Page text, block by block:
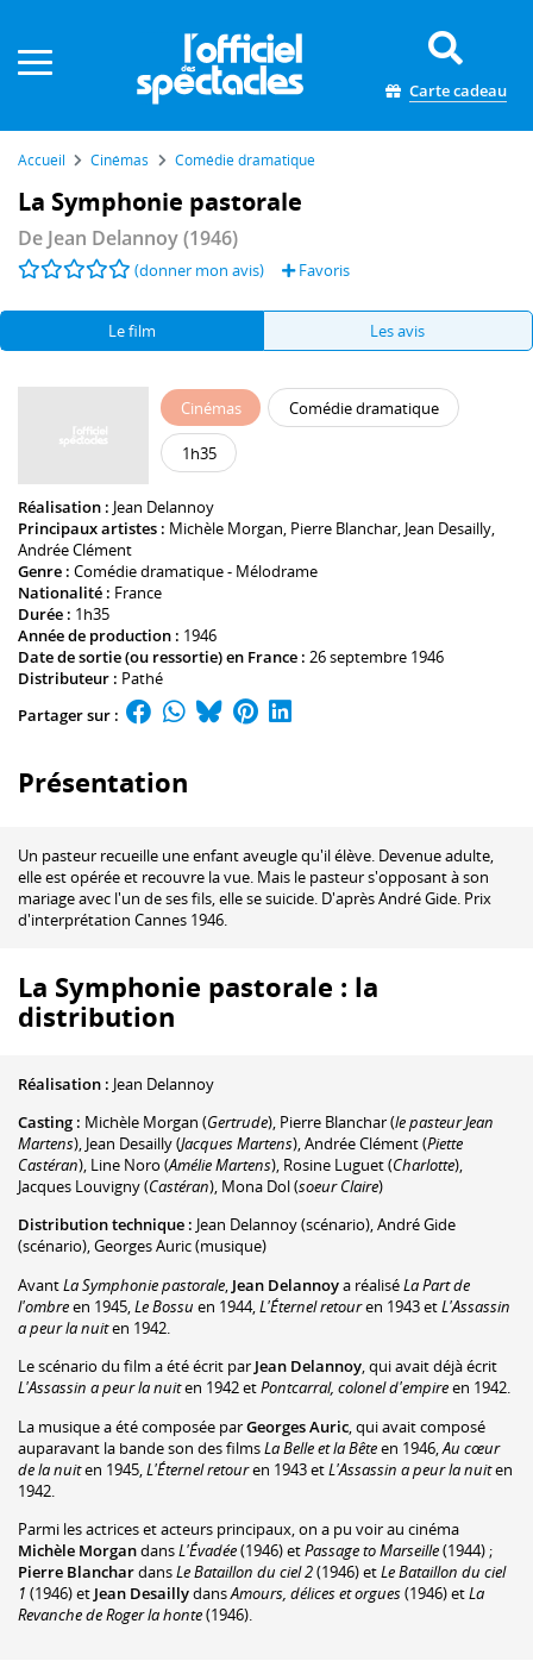
Carte cadeau
Accueil Cinémas Comédie dramatique
La Symphonie pastorale
De Jean Delannoy(1946)
(donner mon avis) Favoris
Le film Les avis
Cinémas Comédie dramatique
1h35
Réalisation : Jean Delannoy
Principaux artistes : Michèle Morgan, Pierre Blanchar, Jean Desailly,
Andrée Clément
Genre : Comédie dramatique - Mélodrame
Nationalité : France
Durée : 1h35
Année de production : 1946
Date de sortie (ou ressortie) en France : 26 septembre 1946
Distributeur : Pathé
Partager sur :
Présentation
Un pasteur recueille une enfant aveugle qu'il élève. Devenue adulte,
elle est opérée et recouvre la vue. Mais le pasteur s'opposant à son
mariage avec l'un de ses fils, elle se suicide. D'après André Gide. Prix
d'interprétation Cannes 1946.
La Symphonie pastorale : la
distribution
Réalisation : Jean Delannoy
Casting : Michèle Morgan (Gertrude), Pierre Blanchar(le pasteur Jean
Martens), Jean Desailly(Jacques Martens),Andrée Clément(Piette
Castéran), Line Noro (Amélie Martens), Rosine Luguet(Charlotte),
Jacques Louvigny(Castéran), Mona Dol(soeur Claire)
Distribution technique : Jean Delannoy(scénario),André Gide
(scénario),Georges Auric(musique)
AvantLa Symphonie pastorale, Jean Delannoya réaliséLa Part de
l'ombreen 1945,Le Bossu en 1944,L'Éternel retouren 1943 etL'Assassin
a peur la nuiten 1942.
Le scénario du film a été écrit par Jean Delannoy, qui avait déjà écrit
L'Assassin a peur la nuiten 1942 etPontcarral, colonel d'empireen 1942.
La musique a été composée parGeorges Auric , qui avait composé
auparavant la bande son des filmsLa Belle et la Bêteen 1946, Au cœur
de la nuiten 1945, L'Éternel retouren 1943 etL'Assassin a peur la nuiten
1942.
Parmi les actrices et acteurs principaux, on a pu voir au cinéma
Michèle MorgandansL'Évadée(1946) etPassage to Marseille(1944) ;
Pierre BlanchardansLe Bataillon du ciel 2(1946) etLe Bataillon du ciel
1 (1946) et Jean DesaillydansAmours, délices et orgues(1946) etLa
Revanche de Roger la honte(1946).